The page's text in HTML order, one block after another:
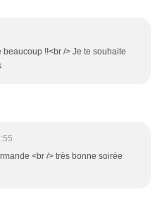
!!<br /> Je te souhaite
<br /> très bonne soirée